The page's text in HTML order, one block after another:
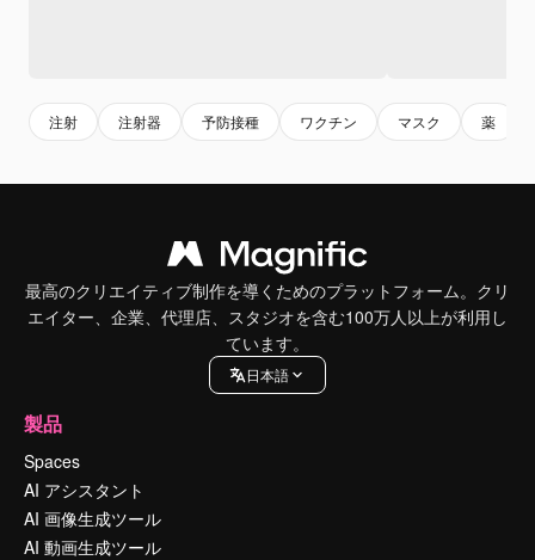
注射 注射器 予防接種 ワクチン マスク 薬
最高のクリエイティブ制作を導くためのプラットフォーム。クリ
エイター、企業、代理店、スタジオを含む100万人以上が利用し
ています。
日本語
製品
Spaces
AI アシスタント
AI 画像生成ツール
AI 動画生成ツール